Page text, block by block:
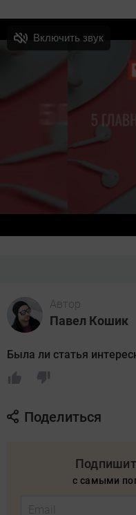
Автор
Павел Кошик
Была ли статья
Поделиться
с самыми